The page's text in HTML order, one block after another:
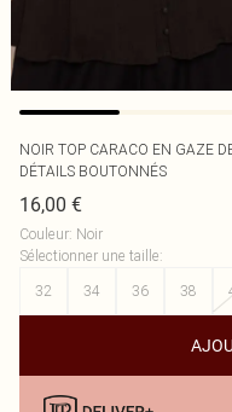
NOIR TOP CARACO EN GAZE
DÉTAILS BOUTONNÉS
16,00 €
Couleur: Noir
Sélectionner une taille:
32
34 36 38